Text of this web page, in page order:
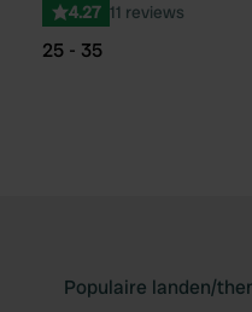
4.27 11 reviews
25 - 35
Populaire landen/